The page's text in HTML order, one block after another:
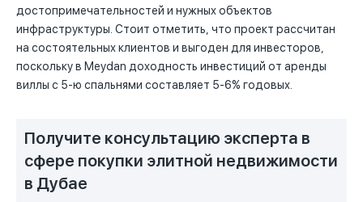
достопримечательностей и нужных объектов
инфраструктуры. Стоит отметить, что проект рассчитан
на состоятельных клиентов и выгоден для инвесторов,
поскольку в Meydan доходность инвестиций от аренды
виллы с 5-ю спальнями составляет 5-6% годовых.
Получите консультацию эксперта в
сфере покупки элитной недвижимости
в Дубае